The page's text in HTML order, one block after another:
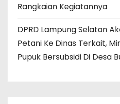
Rangkaian Kegiatannya
DPRD Lampung Selatan
Petani Ke Dinas Terkait,
Pupuk Bersubsidi Di Desa